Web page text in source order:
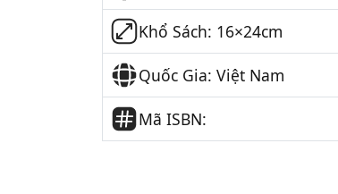
Khổ Sách: 16×24cm
Quốc Gia: Việt Nam
Mã ISBN: